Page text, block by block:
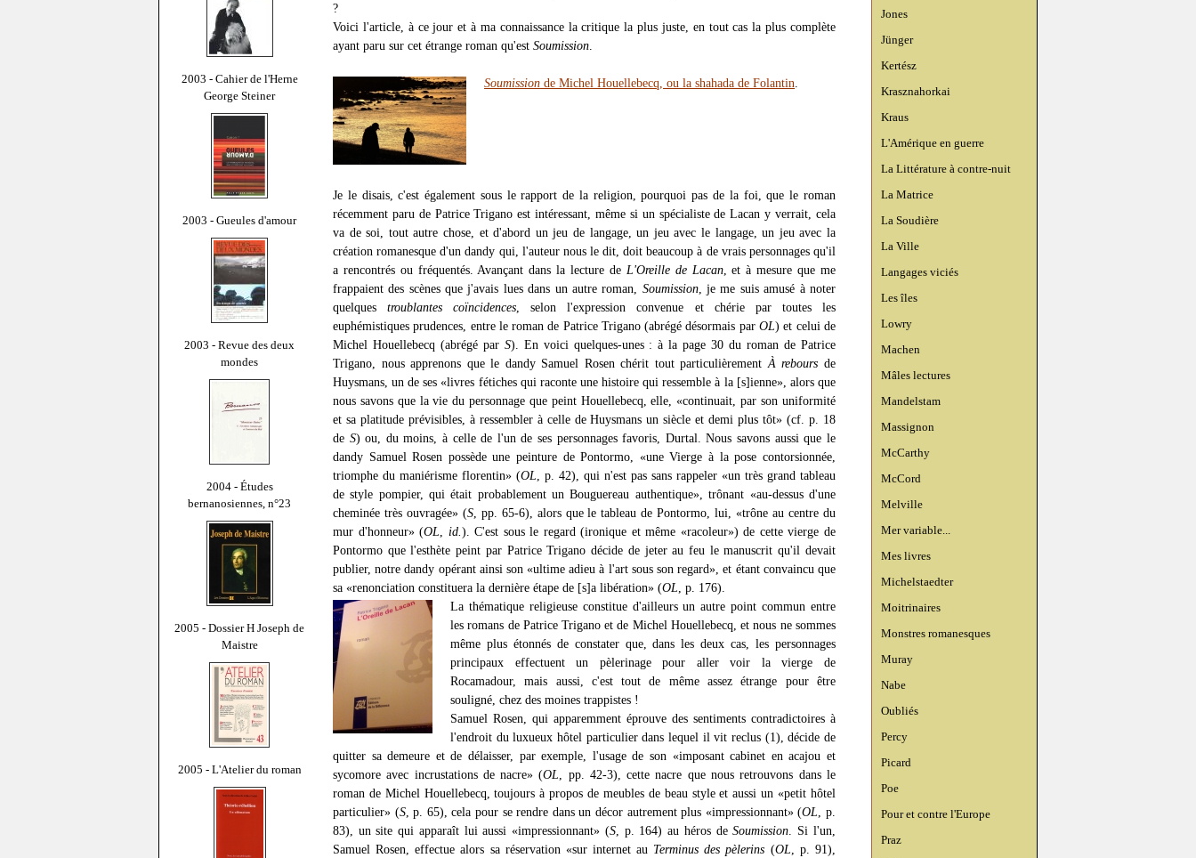
2003 - Cahier de l'Herne
George Steiner
2003 - Gueules d'amour
2003 - Revue des deux
mondes
2004 - Études
bernanosiennes, n°23
2005 - Dossier H Joseph de
Maistre
2005 - L'Atelier du roman
Jones
Jünger
Kertész
Krasznahorkai
Kraus
L'Amérique en guerre
La Littérature à contre-nuit
La Matrice
La Soudière
La Ville
Langages viciés
Les îles
Lowry
Machen
Mâles lectures
Mandelstam
Massignon
McCarthy
McCord
Melville
Mer variable...
Mes livres
Michelstaedter
Moitrinaires
Monstres romanesques
Muray
Nabe
Oubliés
Percy
Picard
Poe
Pour et contre l'Europe
Praz
?
Voici l'article, à ce jour et à ma connaissance la critique la plus juste, en tout cas la plus complète
ayant paru sur cet étrange roman qu'est Soumission
Soumission de Michel Houellebecq, ou la shahada de Folantin
Je le disais, c'est également sous le rapport de la religion, pourquoi pas de la foi, que le roman
récemment paru de Patrice Trigano est intéressant, même si un spécialiste de Lacan y verrait, cela
va de soi, tout autre chose, et d'abord un jeu de langage, un jeu avec le langage, un jeu avec la
création romanesque d'un dandy qui, l'auteur nous le dit, doit beaucoup à de vrais personnages qu'il
a rencontrés ou fréquentés. Avançant dans la lecture de L'Oreille de Lacan, et à mesure que me
frappaient des scènes que j'avais lues dans un autre roman, Soumission, je me suis amusé à noter
quelquestroublantes coïncidences , selon l'expression convenue et chérie par toutes les
euphémistiques prudences, entre le roman de Patrice Trigano (abrégé désormais parOL) et celui de
Michel Houellebecq (abrégé par S). En voici quelques-unes : à la page 30 du roman de Patrice
Trigano, nous apprenons que le dandy Samuel Rosen chérit tout particulièrement À rebours de
Huysmans, un de ses «livres fétiches qui raconte une histoire qui ressemble à la [s]ienne», alors que
nous savons que la vie du personnage que peint Houellebecq, elle, «continuait, par son uniformité
et sa platitude prévisibles, à ressembler à celle de Huysmans un siècle et demi plus tôt» (cf. p. 18
de S) ou, du moins, à celle de l'un de ses personnages favoris, Durtal. Nous savons aussi que le
dandy Samuel Rosen possède une peinture de Pontormo, «une Vierge à la pose contorsionnée,
triomphe du maniérisme florentin» (OL , p. 42), qui n'est pas sans rappeler «un très grand tableau
de style pompier, qui était probablement un Bouguereau authentique», trônant «au-dessus d'une
cheminée très ouvragée» (S, pp. 65-6), alors que le tableau de Pontormo, lui, «trône au centre du
mur d'honneur» (OL id. ). C'est sous le regard (ironique et même «racoleur») de cette vierge de
Pontormo que l'esthète peint par Patrice Trigano décide de jeter au feu le manuscrit qu'il devait
publier, notre dandy opérant ainsi son «ultime adieu à l'art sous son regard», et étant convaincu que
sa «renonciation constituera la dernière étape de [s]a libération» (OL , p. 176).
La thématique religieuse constitue d'ailleurs un autre point commun entre
les romans de Patrice Trigano et de Michel Houellebecq, et nous ne sommes
même plus étonnés de constater que, dans les deux cas, les personnages
principaux effectuent un pèlerinage pour aller voir la vierge de
Rocamadour, mais aussi, c'est tout de même assez étrange pour être
souligné, chez des moines trappistes !
Samuel Rosen, qui apparemment éprouve des sentiments contradictoires à
l'endroit du luxueux hôtel particulier dans lequel il vit reclus (1), décide de
quitter sa demeure et de délaisser, par exemple, l'usage de son «imposant cabinet en acajou et
sycomore avec incrustations de nacre» (OL , pp. 42-3), cette nacre que nous retrouvons dans le
roman de Michel Houellebecq, toujours à propos de meubles de beau style et aussi un «petit hôtel
particulier» (S, p. 65), cela pour se rendre dans un décor autrement plus «impressionnant» (OL , p.
83), un site qui apparaît lui aussi «impressionnant» (S, p. 164) au héros deSoumission . Si l'un,
Samuel Rosen, effectue alors sa réservation «sur internet au Terminus des pèlerins (OL , p. 91),